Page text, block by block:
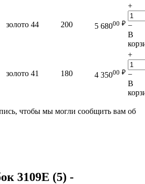
золото 44 200 5 68000 ₽
+
−
В
золото 41 180 4 35000 ₽
+
−
В
чтобы мы могли сообщить вам об
3109E (5) -